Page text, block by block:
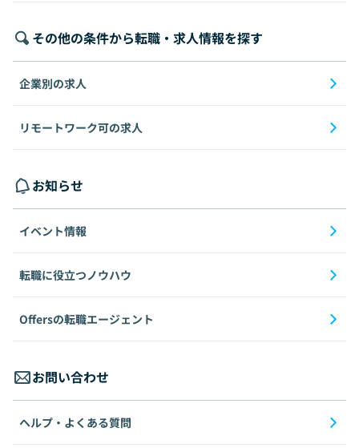
その他の条件から転職・求人情報を探す
企業別の求人
リモートワーク可の求人
お知らせ
イベント情報
転職に役立つノウハウ
Offersの転職エージェント
お問い合わせ
ヘルプ・よくある質問